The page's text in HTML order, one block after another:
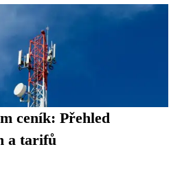
ceník: Přehled
a tarifů